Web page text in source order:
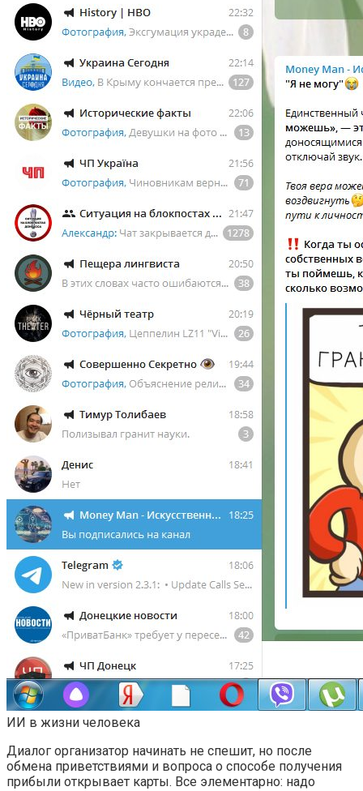
ИИ в жизни человека
Диалог организатор начинать не спешит, но после
обмена приветствиями и вопроса о способе получения
прибыли открывает карты. Все элементарно: надо